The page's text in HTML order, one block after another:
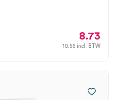
8.73
10.56 incl. BTW